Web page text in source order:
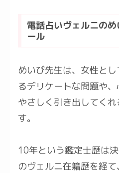
電話占いヴェルニの
ール
めいび先生は、女性と
るデリケートな問題や
やさしく引き出してく
す。
10年という鑑定士歴は
のヴェルニ在籍歴を経